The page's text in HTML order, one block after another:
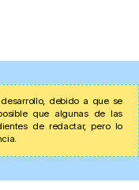
debido a que se
que algunas de las
de redactar, pero lo